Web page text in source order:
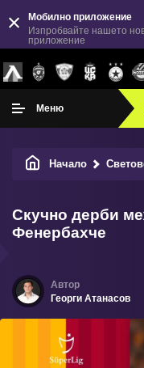
Мобилно приложение
Изпробвайте нашето
приложение
Меню
Начало
Скучно дерби
Фенербахче
Георги Атанасов